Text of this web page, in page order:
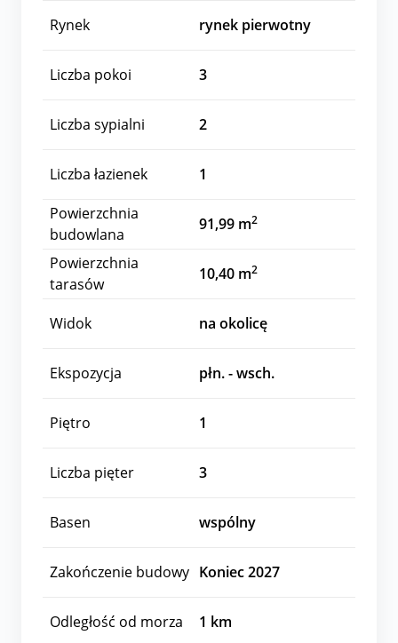
Rynek rynek pierwotny
Liczba pokoi 3
Liczba sypialni 2
Liczba łazienek
1
Powierzchnia
budowlana
91,99 m2
Powierzchnia
tarasów
10,40 m2
Widok na okolicę
Ekspozycja płn. - wsch.
Piętro 1
Liczba pięter 3
Basen wspólny
Zakończenie budowy Koniec 2027
Odległość od morza 1 km